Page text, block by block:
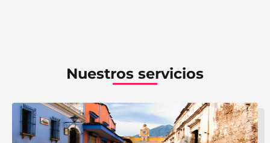
Nuestros servicios